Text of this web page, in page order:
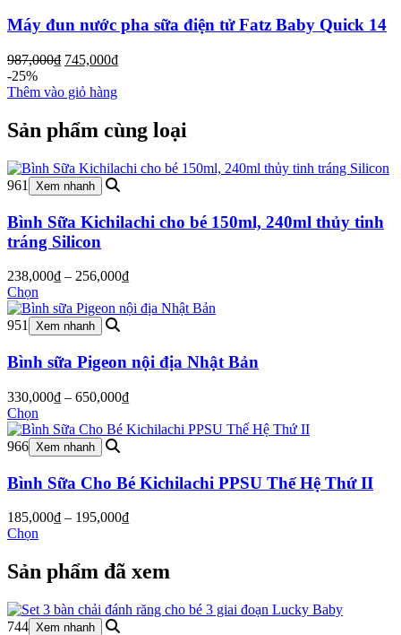
Máy đun nước pha sữa điện tử Fatz Baby Quick 14
987,000₫ Giá
là:
745,000₫Giá
745,000₫.
-25%
Thêm vào giỏ hàng
Sản phẩm cùng loại
961 Xem nhanh
Bình Sữa Kichilachi cho bé 150ml, 240ml thủy tinh
tráng Silicon
238,000₫ – 256,000₫Khoảng
từ
256,000₫
Chọn
951 Xem nhanh
Bình sữa Pigeon nội địa Nhật Bản
330,000₫ – 650,000₫Khoảng
từ
650,000₫
Chọn
966 Xem nhanh
Bình Sữa Cho Bé Kichilachi PPSU Thế Hệ Thứ II
185,000₫ – 195,000₫Khoảng
đến
Chọn
Sản phẩm đã xem
744 Xem nhanh